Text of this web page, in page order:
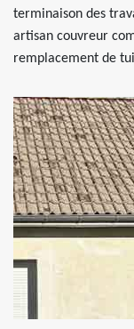
terminaison des
artisan couvreur
remplacement de